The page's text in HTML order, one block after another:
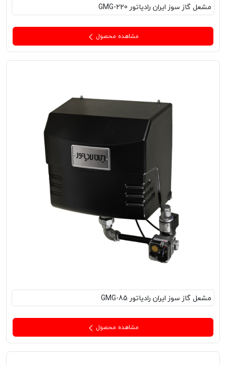
مشعل‌ گاز سوز ایران رادیاتور GMG-220
مشاهده محصول
مشعل‌ گاز سوز ایران رادیاتور GMG-85
مشاهده محصول